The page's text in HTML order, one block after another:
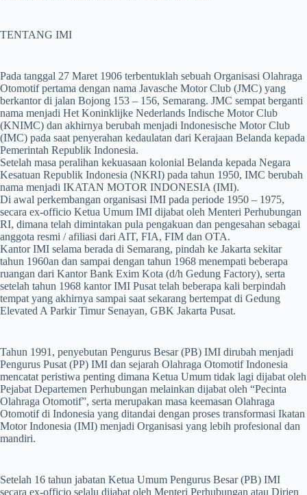
TENTANG IMI
Pada tanggal 27 Maret 1906 terbentuklah sebuah Organisasi Olahraga
Otomotif pertama dengan nama Javasche Motor Club (JMC) yang
berkantor di jalan Bojong 153 – 156, Semarang. JMC sempat berganti
nama menjadi Het Koninklijke Nederlands Indische Motor Club
(KNIMC) dan akhirnya berubah menjadi Indonesische Motor Club
(IMC) pada saat penyerahan kedaulatan dari Kerajaan Belanda kepada
Pemerintah Republik Indonesia.
Setelah masa peralihan kekuasaan kolonial Belanda kepada Negara
Kesatuan Republik Indonesia (NKRI) pada tahun 1950, IMC berubah
nama menjadi IKATAN MOTOR INDONESIA (IMI).
Di awal perkembangan organisasi IMI pada periode 1950 – 1975,
secara ex-officio Ketua Umum IMI dijabat oleh Menteri Perhubungan
RI, dimana telah dimintakan pula pengakuan dan pengesahan sebagai
anggota resmi / afiliasi dari AIT, FIA, FIM dan OTA.
Kantor IMI selama berada di Semarang, pindah ke Jakarta sekitar
tahun 1960an dan sampai dengan tahun 1968 menempati beberapa
ruangan dari Kantor Bank Exim Kota (d/h Gedung Factory), serta
setelah tahun 1968 kantor IMI Pusat telah beberapa kali berpindah
tempat yang akhirnya sampai saat sekarang bertempat di Gedung
Elevated A Parkir Timur Senayan, GBK Jakarta Pusat.
Tahun 1991, penyebutan Pengurus Besar (PB) IMI dirubah menjadi
Pengurus Pusat (PP) IMI dan sejarah Olahraga Otomotif Indonesia
mencatat peristiwa penting dimana Ketua Umum tidak lagi dijabat oleh
Pejabat Departemen Perhubungan melainkan dijabat oleh “Pecinta
Olahraga Otomotif”, serta merupakan masa keemasan Olahraga
Otomotif di Indonesia yang ditandai dengan proses transformasi Ikatan
Motor Indonesia (IMI) menjadi Organisasi yang lebih profesional dan
mandiri.
Setelah 16 tahun jabatan Ketua Umum Pengurus Besar (PB) IMI
secara ex-officio selalu dijabat oleh Menteri Perhubungan atau Dirjen